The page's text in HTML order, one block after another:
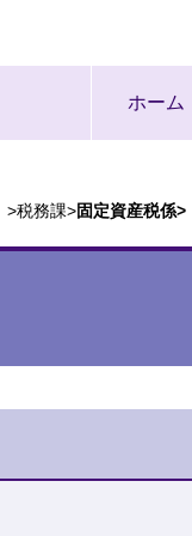
ホーム
税務課 固定資産税係